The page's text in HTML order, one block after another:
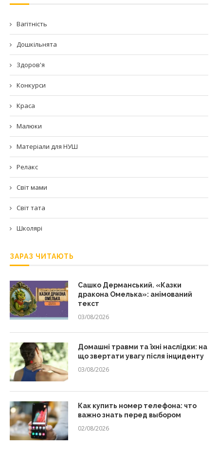
Вагітність
Дошкільнята
Здоров'я
Конкурси
Краса
Малюки
Матеріали для НУШ
Релакс
Світ мами
Світ тата
Школярі
ЗАРАЗ ЧИТАЮТЬ
Сашко Дерманський. «Казки
дракона Омелька»: анімований
текст
03/08/2026
Домашні травми та їхні наслідки: на
що звертати увагу після інциденту
03/08/2026
Как купить номер телефона: что
важно знать перед выбором
02/08/2026